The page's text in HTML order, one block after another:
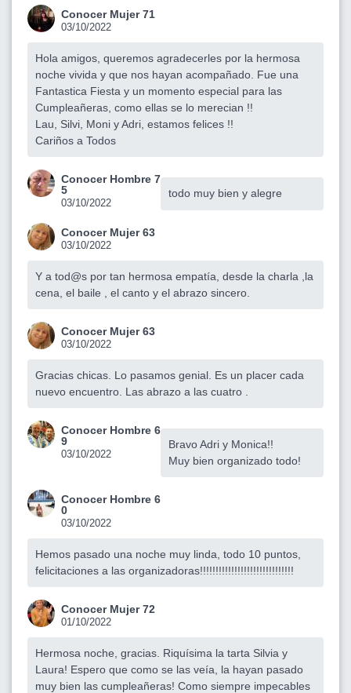
Conocer Mujer 71
03/10/2022
Hola amigos, queremos agradecerles por la hermosa
noche vivida y que nos hayan acompañado. Fue una
Fantastica Fiesta y un momento especial para las
Cumpleañeras, como ellas se lo merecian !!
Lau, Silvi, Moni y Adri, estamos felices !!
Cariños a Todos
Conocer Hombre 7
5
03/10/2022
todo muy bien y alegre
Conocer Mujer 63
03/10/2022
Y a tod@s por tan hermosa empatía, desde la charla ,la
cena, el baile , el canto y el abrazo sincero.
Conocer Mujer 63
03/10/2022
Gracias chicas. Lo pasamos genial. Es un placer cada
nuevo encuentro. Las abrazo a las cuatro .
Conocer Hombre 6
9
03/10/2022
Bravo Adri y Monica!!
Muy bien organizado todo!
Conocer Hombre 6
0
03/10/2022
Hemos pasado una noche muy linda, todo 10 puntos,
felicitaciones a las organizadoras!!!!!!!!!!!!!!!!!!!!!!!!!!!!!!
Conocer Mujer 72
01/10/2022
Hermosa noche, gracias. Riquísima la tarta Silvia y
Laura! Espero que como se las veía, la hayan pasado
muy bien las cumpleañeras! Como siempre impecables